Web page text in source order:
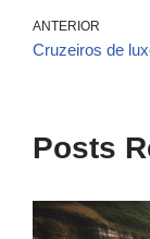
ANTERIOR
Cruzeiros de
Posts